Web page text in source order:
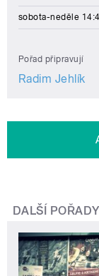
sobota-neděle
Pořad připravují
Radim Jehlík
DALŠÍ POŘADY